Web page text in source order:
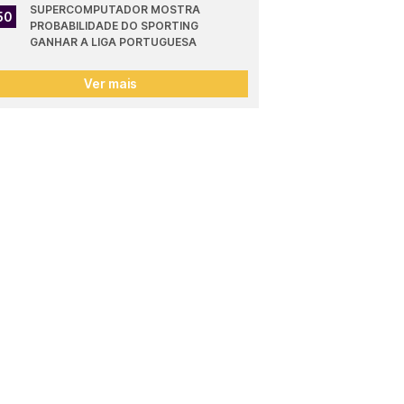
SUPERCOMPUTADOR MOSTRA
PROBABILIDADE DO SPORTING
GANHAR A LIGA PORTUGUESA
Ver mais